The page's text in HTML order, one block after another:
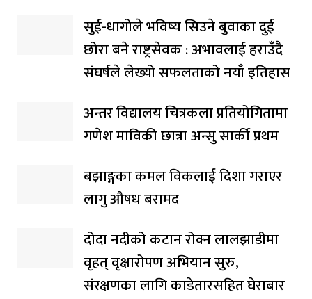
सुई-धागोले भविष्य सिउने बुवाका दुई
छोरा बने राष्ट्रसेवक : अभावलाई हराउँदै
संघर्षले लेख्यो सफलताको नयाँ इतिहास
अन्तर विद्यालय चित्रकला प्रतियोगितामा
गणेश माविकी छात्रा अन्सु सार्की प्रथम
बझाङ्गका कमल विकलाई दिशा गराएर
लागु औषध बरामद
दोदा नदीको कटान रोक्न लालझाडीमा
वृहत् वृक्षारोपण अभियान सुरु,
संरक्षणका लागि काडेतारसहित घेराबार